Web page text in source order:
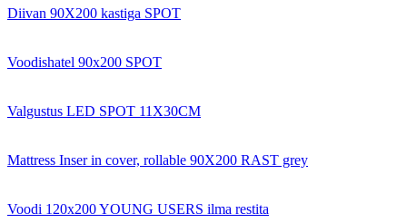
Diivan 90X200 kastiga SPOT
Voodishatel 90x200 SPOT
Valgustus LED SPOT 11X30CM
Mattress Inser in cover, rollable 90X200 RAST grey
Voodi 120x200 YOUNG USERS ilma restita